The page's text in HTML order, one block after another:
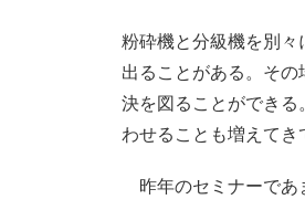
粉砕機と分級機を別
出ることがある。そ
決を図ることができ
わせることも増えてき
昨年のセミナーであ